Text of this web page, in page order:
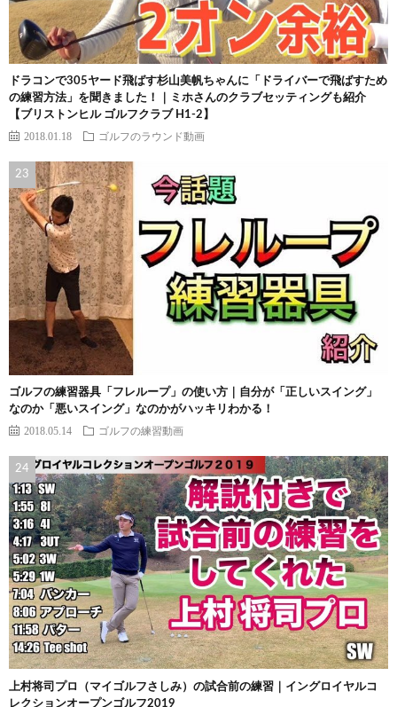
ドラコンで305ヤード飛ばす杉山美帆ちゃんに「ドライバーで飛ばすため
の練習方法」を聞きました！｜ミホさんのクラブセッティングも紹介
【ブリストンヒル ゴルフクラブ H1-2】
2018.01.18 ゴルフのラウンド動画
ゴルフの練習器具「フレループ」の使い方｜自分が「正しいスイング」
なのか「悪いスイング」なのかがハッキリわかる！
2018.05.14 ゴルフの練習動画
上村将司プロ（マイゴルフさしみ）の試合前の練習｜イングロイヤルコ
レクションオープンゴルフ2019